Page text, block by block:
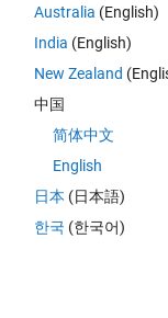
le 22 Fév
le 25 Fév
Australia (English)
India (English)
New Zealand
中国
简体中文
English
日本 (日本語)
한국 (한국어)